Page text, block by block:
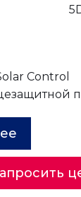
Control